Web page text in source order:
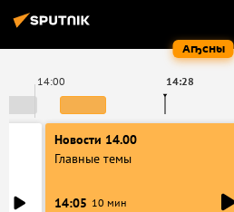
Аҧсны
14:00 14:28
Новости 14.00
Главные темы
14:05 10 мин